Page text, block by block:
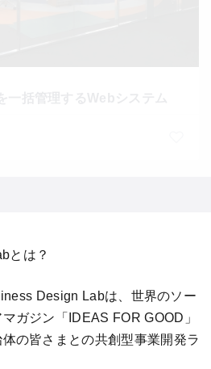
とは？
Design Labは、世界のソー
ガジン「IDEAS FOR GOOD」
の皆さまとの共創型事業開発ラ